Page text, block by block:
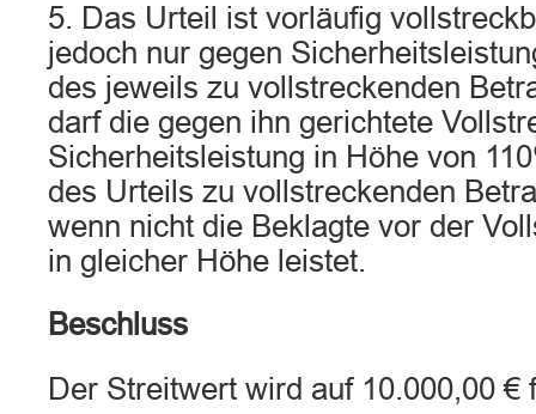
5. Das Urteil ist vorläufig
jedoch nur gegen
des jeweils zu vollstreckenden
darf die gegen ihn gerichtete
Sicherheitsleistung in Höhe von
des Urteils zu vollstreckenden
wenn nicht die Beklagte vor der
in gleicher Höhe leistet.
Beschluss
Der Streitwert wird auf 10.000,00 €